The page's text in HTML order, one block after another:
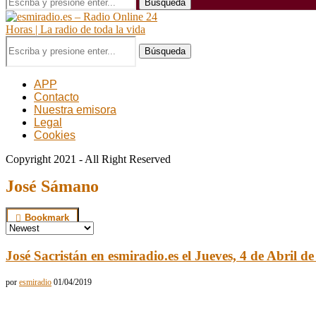
Búsqueda
Búsqueda
APP
Contacto
Nuestra emisora
Legal
Cookies
Copyright 2021 - All Right Reserved
José Sámano
Bookmark
José Sacristán en esmiradio.es el Jueves, 4 de Abril
por esmiradio 01/04/2019